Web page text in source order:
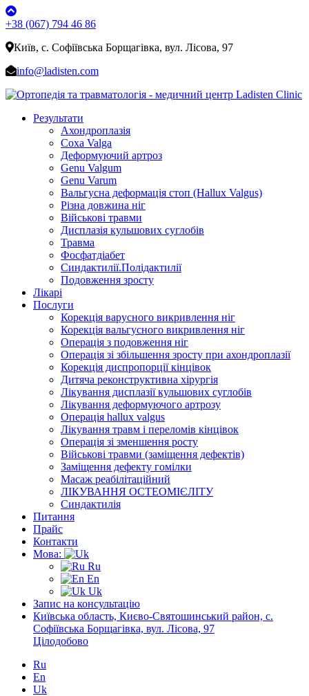
+38 (067) 794 46 86
Київ, с. Софіївська Борщагівка, вул. Лісова, 97
info@ladisten.com
Результати
Ахондроплазія
Coxa Valga
Деформуючий артроз
Genu Valgum
Genu Varum
Вальгусна деформація стоп (Hallux Valgus)
Різна довжина ніг
Військові травми
Дисплазія кульшових суглобів
Травма
Фосфатдіабет
Синдактилії.Полідактилії
Подовження зросту
Лікарі
Послуги
Корекція варусного викривлення ніг
Корекція вальгусного викривлення ніг
Операція з подовження ніг
Операція зі збільшення зросту при ахондроплазії
Корекція диспропорції кінцівок
Дитяча реконструктивна хірургія
Лікування дисплазії кульшових суглобів
Лікування деформуючого артрозу
Операція hallux valgus
Лікування травм і переломів кінцівок
Операція зі зменшення росту
Військові травми (заміщення дефектів)
Заміщення дефекту гомілки
Масаж реабілітаційний
ЛІКУВАННЯ ОСТЕОМІЄЛІТУ
Синдактилія
Питання
Прайс
Контакти
Мова:
Ru
En
Uk
Запис на консультацію
Київська область, Києво-Святошинський район, с.
Софіївська Борщагівка, вул. Лісова, 97
Цілодобово
Ru
En
Uk